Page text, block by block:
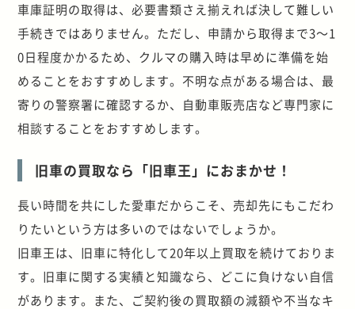
車庫証明の取得は、必要書類さえ揃えれば決して難しい
手続きではありません。ただし、申請から取得まで3～1
0日程度かかるため、クルマの購入時は早めに準備を始
めることをおすすめします。不明な点がある場合は、最
寄りの警察署に確認するか、自動車販売店など専門家に
相談することをおすすめします。
旧車の買取なら「旧車王」におまかせ！
長い時間を共にした愛車だからこそ、売却先にもこだわ
りたいという方は多いのではないでしょうか。
旧車王は、旧車に特化して20年以上買取を続けておりま
す。旧車に関する実績と知識なら、どこに負けない自信
があります。また、ご契約後の買取額の減額や不当なキ